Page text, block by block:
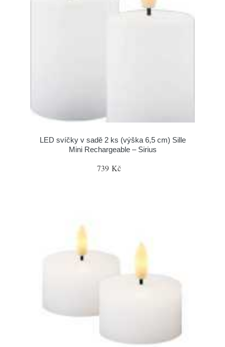
LED svíčky v sadě 2 ks (výška 6,5 cm) Sille
Mini Rechargeable – Sirius
739 Kč